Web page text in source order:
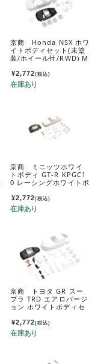
京商 Honda NSX ホワ
イトボディセット(未塗
装/ホイール付/RWD) M
¥2,772(税込)
京商 ミニッツホワイ
トボディ GT-R KPGC1
0 レーシングホワイトボ
付） MZN222
¥2,772(税込)
京商 トヨタ GR スー
プラ TRD エアロバージ
ョン ホワイトボディセ
ZN207
¥2,772(税込)